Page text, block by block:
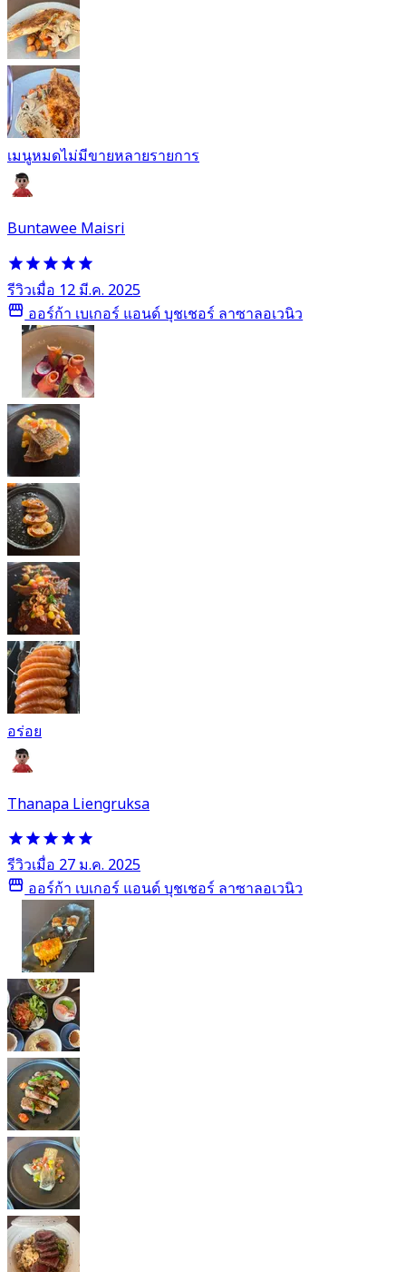
เมนูหมดไม่มีขายหลายรายการ
Buntawee Maisri
รีวิวเมื่อ 12 มี.ค. 2025
ออร์ก้า เบเกอร์ แอนด์ บุชเชอร์ ลาซาลอเวนิว
อร่อย
Thanapa Liengruksa
รีวิวเมื่อ 27 ม.ค. 2025
ออร์ก้า เบเกอร์ แอนด์ บุชเชอร์ ลาซาลอเวนิว